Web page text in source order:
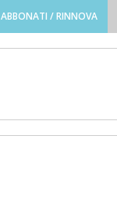
ABBONATI / RINNOVA